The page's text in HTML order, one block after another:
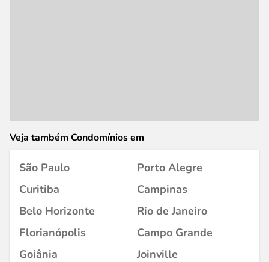
Veja também Condomínios em
São Paulo
Porto Alegre
Curitiba
Campinas
Belo Horizonte
Rio de Janeiro
Florianópolis
Campo Grande
Goiânia
Joinville